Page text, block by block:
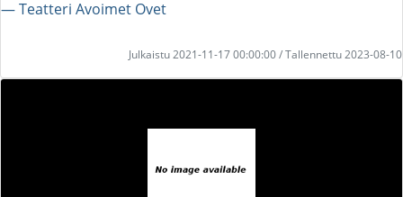
― Teatteri Avoimet Ovet
Julkaistu 2021-11-17 00:00:00 / Tallennettu 2023-08-10